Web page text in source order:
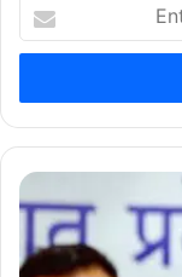
your
Email